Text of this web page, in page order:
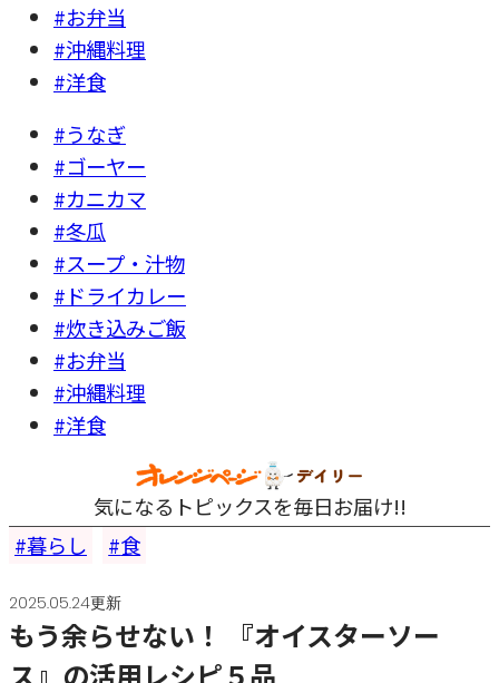
#お弁当
#沖縄料理
#洋食
#うなぎ
#ゴーヤー
#カニカマ
#冬瓜
#スープ・汁物
#ドライカレー
#炊き込みご飯
#お弁当
#沖縄料理
#洋食
気になるトピックスを毎日お届け!!
暮らし
食
2025.05.24更新
もう余らせない！ 『オイスターソー
ス』の活用レシピ５品